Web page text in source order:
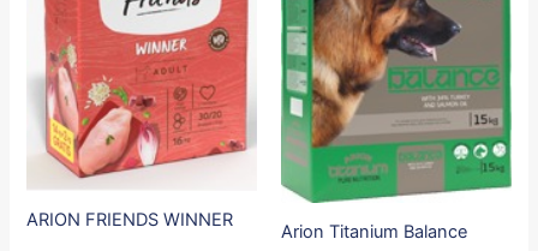
ARION FRIENDS WINNER
Arion Titanium Balance